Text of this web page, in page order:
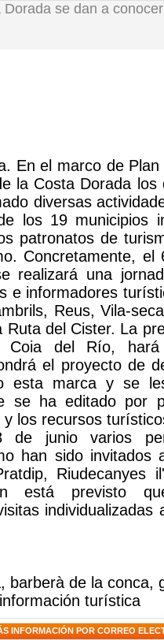
se dan a
En el marco de
la Costa Dorada
diversas
los 19 municipios
patronatos de
Concretamente,
realizará una
e informadores
Reus, Vila-
Ruta del Cister. La
Coia del Río,
el proyecto de
esta marca y se
se ha editado por
los recursos
junio varios
han sido invitados
Riudecanyes
está previsto
, barberà de la conca,
información turística
INFORMACIÓN POR CORREO